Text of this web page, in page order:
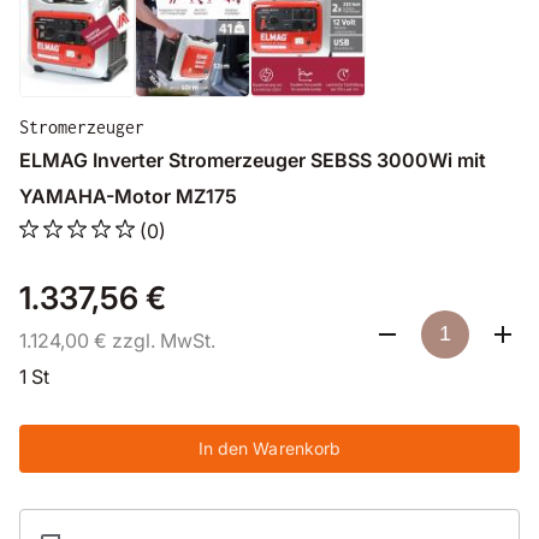
Stromerzeuger
ELMAG Inverter Stromerzeuger SEBSS 3000Wi mit
YAMAHA-Motor MZ175
(0)
1.337,56 €
1.124,00 € zzgl. MwSt.
1 St
In den Warenkorb